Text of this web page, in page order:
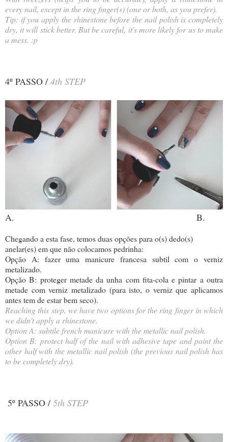
every nail, except in the ring finger(s) (one or both, as you prefer).
Tip: if you apply the rhinestone before the nail polish is completely
dry, it will stick better. But be careful, it's more likely for us to make
a mess. :p
4º PASSO / 4th STEP
A. B.
Chegando a esta fase, temos duas opções para o(s) dedo(s)
anelar(es) em que não colocamos pedrinha:
Opção A: fazer uma manicure francesa subtil com o verniz
metalizado.
Opção B: proteger metade da unha com fita-cola e pintar a outra
metade com verniz metalizado (para isto, o verniz que aplicamos
antes tem de estar bem seco).
Reaching this step, we have two options for the ring finger in which
we didn't apply a rhinestone.
Option A: subtile french manicure with the metallic nail polish.
Option B: protect half of the nail with adhesive tape and paint the
other half with the metallic nail polish (the previous nail polish has
to be completely dry).
5º PASSO / 5th STEP